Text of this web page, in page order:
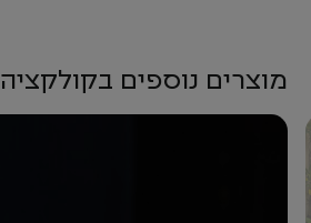
מוצרים נוספים בקולקציה